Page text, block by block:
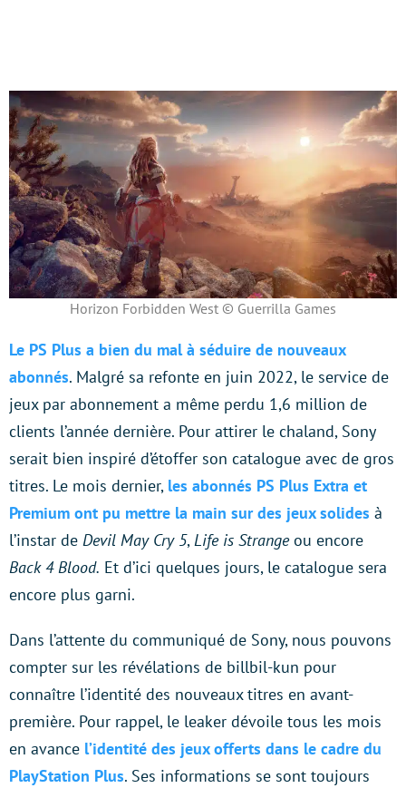
Horizon Forbidden West © Guerrilla Games
Le PS Plus a bien du mal à séduire de nouveaux
abonnés. Malgré sa refonte en juin 2022, le service de
jeux par abonnement a même perdu 1,6 million de
clients l’année dernière. Pour attirer le chaland, Sony
serait bien inspiré d’étoffer son catalogue avec de gros
titres. Le mois dernier, les abonnés PS Plus Extra et
Premium ont pu mettre la main sur des jeux solides à
l’instar de Devil May Cry 5,Life is Strangeou encore
Back 4 Blood. Et d’ici quelques jours, le catalogue sera
encore plus garni.
Dans l’attente du communiqué de Sony, nous pouvons
compter sur les révélations de billbil-kun pour
connaître l’identité des nouveaux titres en avant-
première. Pour rappel, le leaker dévoile tous les mois
en avance l’identité des jeux offerts dans le cadre du
PlayStation Plus. Ses informations se sont toujours